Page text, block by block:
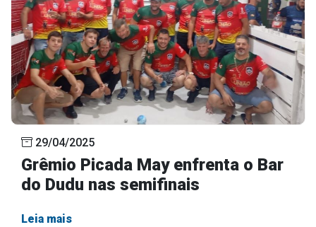
29/04/2025
Grêmio Picada May enfrenta o Bar
do Dudu nas semifinais
Leia mais